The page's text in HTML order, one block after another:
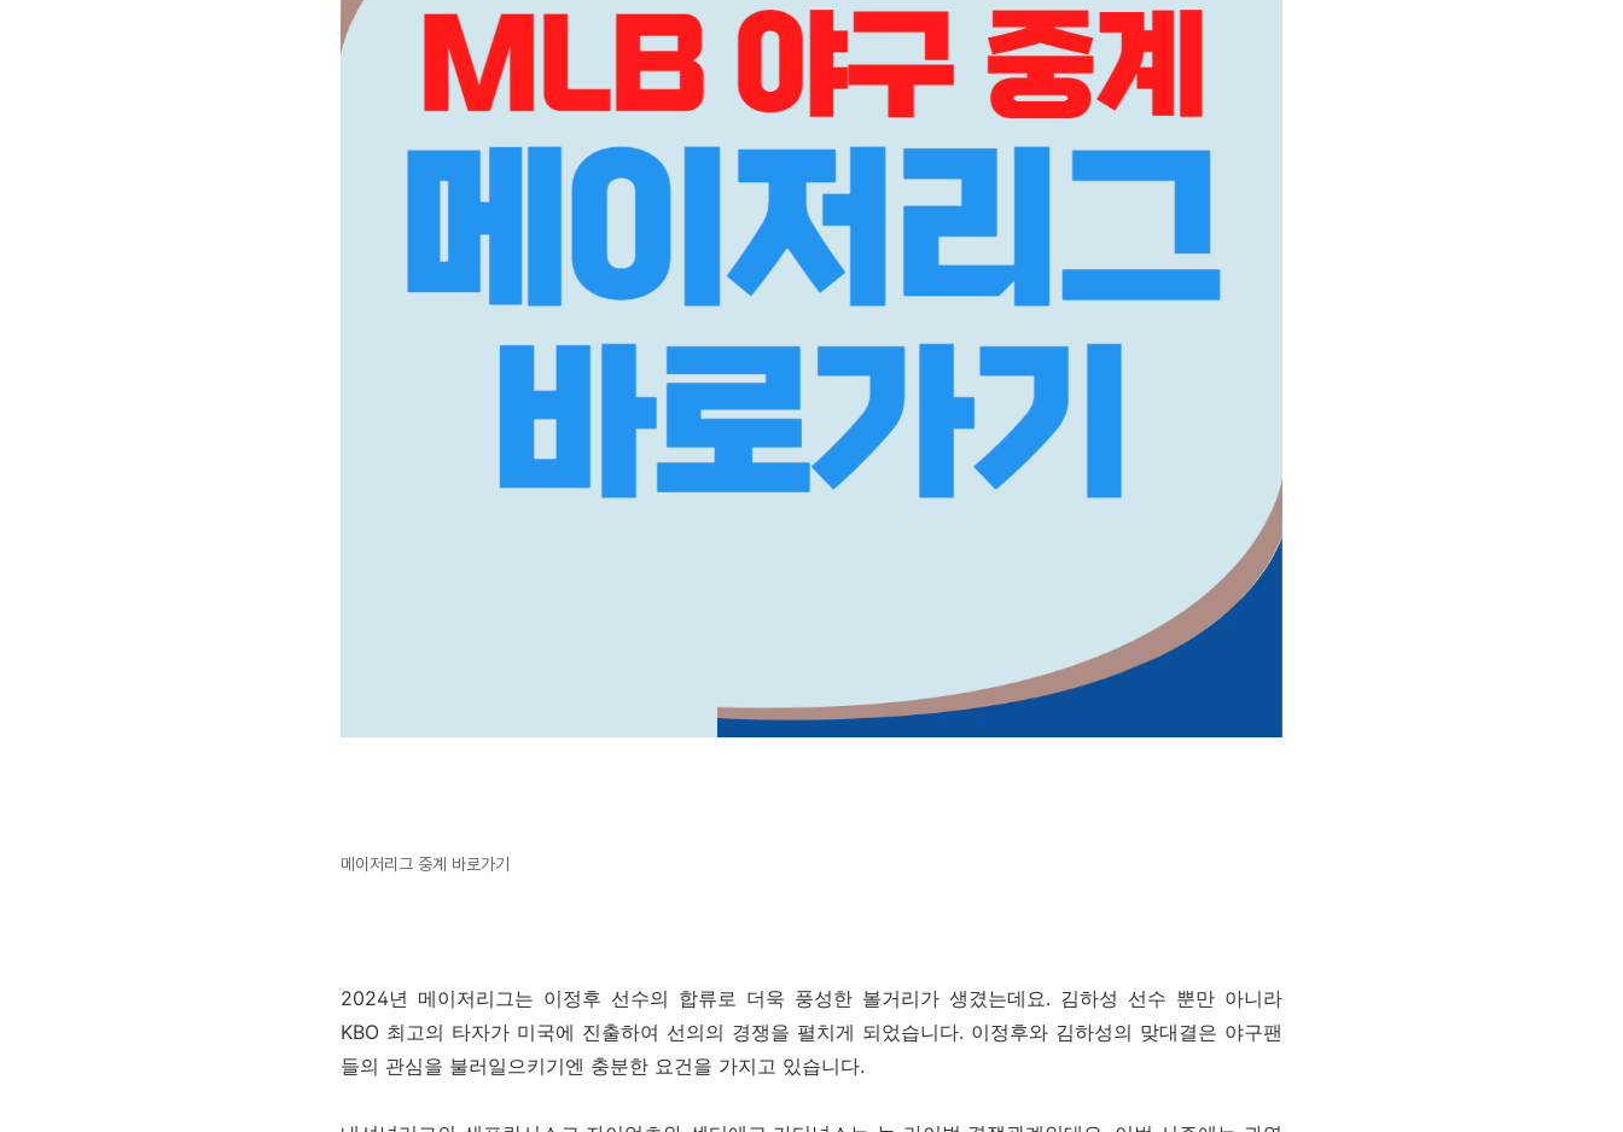
메이저리그 중계 바로가기
2024년 메이저리그는 이정후 선수의 합류로 더욱 풍성한 볼거리가 생겼는데요. 김하성 선수 뿐만 아니라
KBO 최고의 타자가 미국에 진출하여 선의의 경쟁을 펼치게 되었습니다. 이정후와 김하성의 맞대결은 야구팬
들의 관심을 불러일으키기엔 충분한 요건을 가지고 있습니다.